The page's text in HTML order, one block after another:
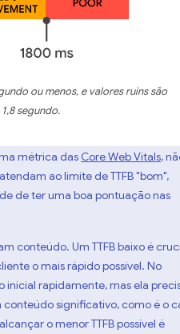
ou menos, e valores ruins são
segundo.
métrica das Core Web Vitals,
ao limite de TTFB "bom",
de ter uma boa pontuação nas
conteúdo. Um TTFB baixo é
o mais rápido possível. No
inicial rapidamente, mas ela
significativo, como é o
o menor TTFB possível é